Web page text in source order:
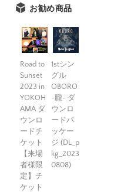
お勧め商品
Road to
Sunset
2023 in
YOKOH
AMA ダ
ウンロ
ードチ
ケット
【来場
者様限
定】チ
ケット
1stシン
グル
OBORO
-朧- ダ
ウンロ
ードパ
ッケー
ジ (DL_p
kg_2023
0808)